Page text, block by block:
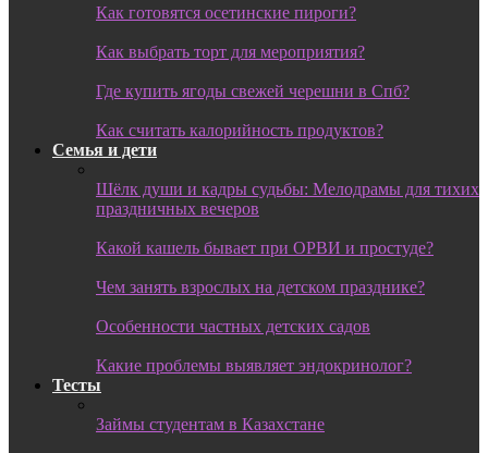
Как готовятся осетинские пироги?
Как выбрать торт для мероприятия?
Где купить ягоды свежей черешни в Спб?
Как считать калорийность продуктов?
Семья и дети
Шёлк души и кадры судьбы: Мелодрамы для тихих
праздничных вечеров
Какой кашель бывает при ОРВИ и простуде?
Чем занять взрослых на детском празднике?
Особенности частных детских садов
Какие проблемы выявляет эндокринолог?
Тесты
Займы студентам в Казахстане